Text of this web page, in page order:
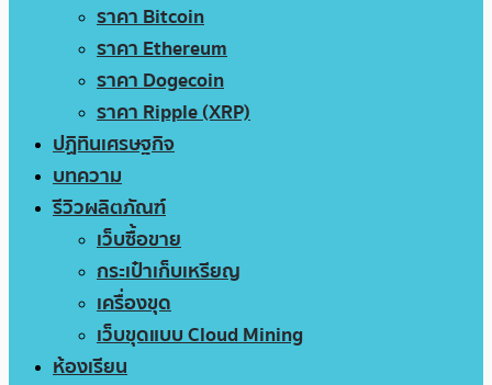
ราคา Bitcoin
ราคา Ethereum
ราคา Dogecoin
ราคา Ripple (XRP)
ปฏิทินเศรษฐกิจ
บทความ
รีวิวผลิตภัณฑ์
เว็บซื้อขาย
กระเป๋าเก็บเหรียญ
เครื่องขุด
เว็บขุดแบบ Cloud Mining
ห้องเรียน